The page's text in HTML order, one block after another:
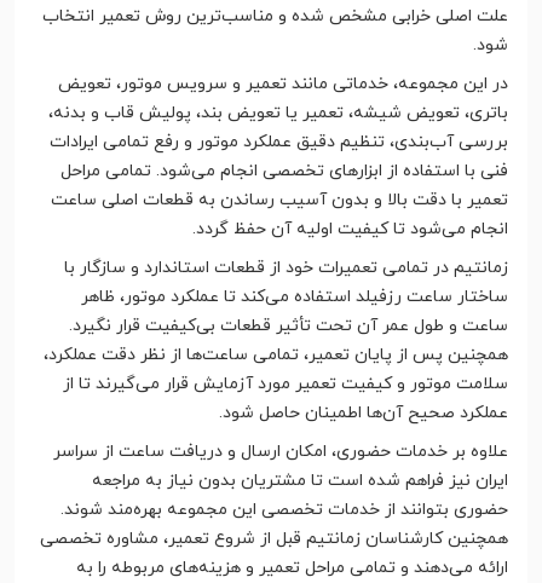
علت اصلی خرابی مشخص شده و مناسب‌ترین روش تعمیر انتخاب
شود.
در این مجموعه، خدماتی مانند تعمیر و سرویس موتور، تعویض
باتری، تعویض شیشه، تعمیر یا تعویض بند، پولیش قاب و بدنه،
بررسی آب‌بندی، تنظیم دقیق عملکرد موتور و رفع تمامی ایرادات
فنی با استفاده از ابزارهای تخصصی انجام می‌شود. تمامی مراحل
تعمیر با دقت بالا و بدون آسیب رساندن به قطعات اصلی ساعت
انجام می‌شود تا کیفیت اولیه آن حفظ گردد.
زمانتیم در تمامی تعمیرات خود از قطعات استاندارد و سازگار با
ساختار ساعت رزفیلد استفاده می‌کند تا عملکرد موتور، ظاهر
ساعت و طول عمر آن تحت تأثیر قطعات بی‌کیفیت قرار نگیرد.
همچنین پس از پایان تعمیر، تمامی ساعت‌ها از نظر دقت عملکرد،
سلامت موتور و کیفیت تعمیر مورد آزمایش قرار می‌گیرند تا از
عملکرد صحیح آن‌ها اطمینان حاصل شود.
علاوه بر خدمات حضوری، امکان ارسال و دریافت ساعت از سراسر
ایران نیز فراهم شده است تا مشتریان بدون نیاز به مراجعه
حضوری بتوانند از خدمات تخصصی این مجموعه بهره‌مند شوند.
همچنین کارشناسان زمانتیم قبل از شروع تعمیر، مشاوره تخصصی
ارائه می‌دهند و تمامی مراحل تعمیر و هزینه‌های مربوطه را به